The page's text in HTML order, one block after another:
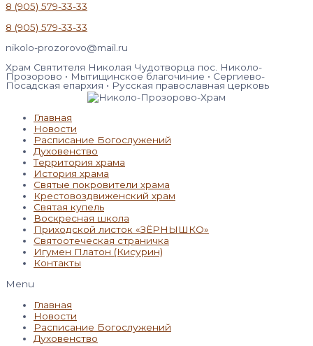
8 (905) 579-33-33
8 (905) 579-33-33
nikolo-prozorovo@mail.ru
Храм Святителя Николая Чудотворца пос. Николо-
Прозорово • Мытищинское благочиние • Сергиево-
Посадская епархия • Русская православная церковь
Главная
Новости
Расписание Богослужений
Духовенство
Территория храма
История храма
Святые покровители храма
Крестовоздвиженский храм
Святая купель
Воскресная школа
Приходской листок «ЗЁРНЫШКО»
Святоотеческая страничка
Игумен Платон (Кисурин)
Контакты
Menu
Главная
Новости
Расписание Богослужений
Духовенство